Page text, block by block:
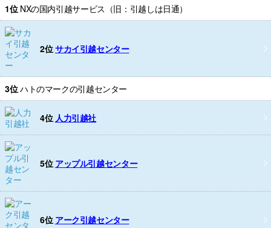
1位 NXの国内引越サービス（旧：引越しは日通）
2位サカイ引越センター
3位ハトのマークの引越センター
4位 人力引越社
5位 アップル引越センター
6位 アーク引越センター